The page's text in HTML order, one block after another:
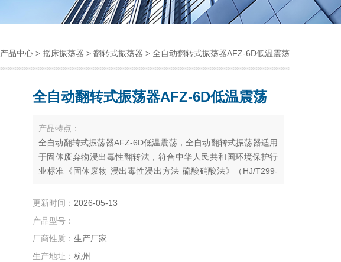
产品中心 > 摇床振荡器 > 翻转式振荡器 > 全自动翻转式振荡器AFZ-6D低温震荡
全自动翻转式振荡器AFZ-6D低温震荡
产品特点：
全自动翻转式振荡器AFZ-6D低温震荡，全自动翻转式振荡器适用
于固体废弃物浸出毒性翻转法，符合中华人民共和国环境保护行
业标准《固体废物 浸出毒性浸出方法 硫酸硝酸法》（HJ/T299-
（HJ/T300-2007）的要求。
更新时间： 2026-05-13
产品型号：
厂商性质： 生产厂家
生产地址： 杭州